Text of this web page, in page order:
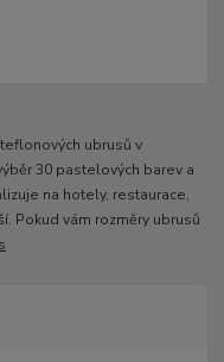
ubrusů v
30 pastelových barev a
na hotely, restaurace,
Pokud vám rozměry ubrusů